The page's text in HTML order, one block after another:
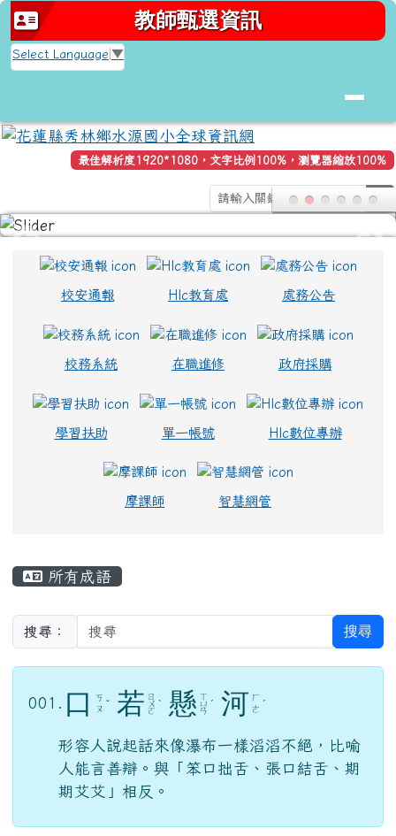
跳至主內容區
花蓮縣秀林鄉水源國小全球資訊網
教師甄選資訊
Select Language ▼
最佳解析度1920*1080，文字比例100%，瀏覽器縮放100%
上中區域內容
校安通報 Hlc教育處 處務公告
校務系統 在職進修 政府採購
學習扶助 單一帳號 Hlc數位專辦
摩課師 智慧網管
所有成語
搜尋： 搜尋
001. 口
ㄎ
ㄡ ˇ 若 ㄖ
ㄨ
ㄛ
ˋ 懸 ㄒ
ㄩ
ㄢ
ˊ 河 ㄏ
ㄜ ˊ
形容人說起話來像瀑布一樣滔滔不絕，比喻
人能言善辯。與「笨口拙舌、張口結舌、期
期艾艾」相反。